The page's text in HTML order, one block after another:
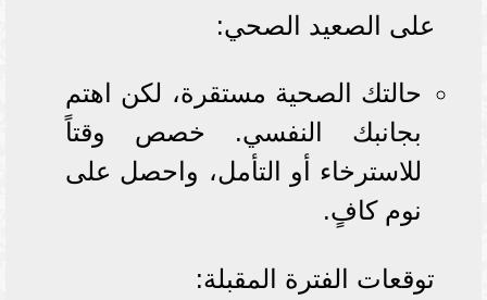
على الصعيد الصحي:
حالتك الصحية مستقرة، لكن اهتم
بجانبك النفسي. خصص وقتاً
للاسترخاء أو التأمل، واحصل على
نوم كافٍ.
توقعات الفترة المقبلة: